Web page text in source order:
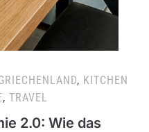
, KITCHEN
, TRAVEL
2.0: Wie das